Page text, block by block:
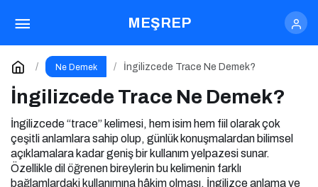
MEŞREP
Ne Demek İngilizcede Trace Ne Demek?
İngilizcede Trace Ne Demek?
İngilizcede “trace” kelimesi, hem isim hem fiil olarak çok
çeşitli anlamlara sahip olup, günlük konuşmalardan bilimsel
açıklamalara kadar geniş bir kullanım yelpazesi sunar.
Özellikle dil öğrenen bireylerin bu kelimenin farklı
bağlamlardaki kullanımına hâkim olması, İngilizce anlama ve
İngilizcede Trace Ne Demek?
Yorum Yap